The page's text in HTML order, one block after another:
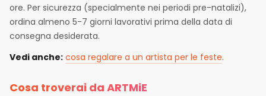
ore. Per sicurezza (specialmente nei periodi pre-natalizi),
ordina almeno 5-7 giorni lavorativi prima della data di
consegna desiderata.
Vedi anche: cosa regalare a un artista per le feste.
Cosa troverai da ARTMiE